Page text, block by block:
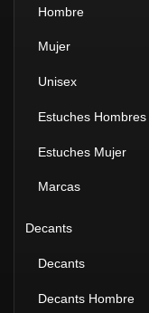
Hombre
Mujer
Unisex
Estuches Hombres
Estuches Mujer
Marcas
Decants
Decants
Decants Hombre